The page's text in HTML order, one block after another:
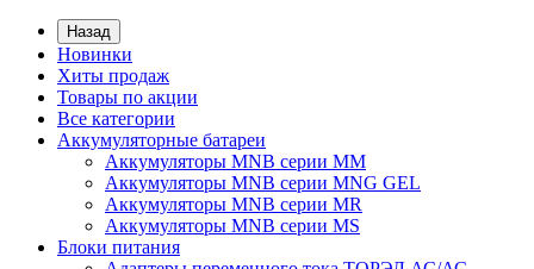
Назад
Новинки
Хиты продаж
Товары по акции
Все категории
Аккумуляторные батареи
Аккумуляторы MNB серии MM
Аккумуляторы MNB серии MNG GEL
Аккумуляторы MNB серии MR
Аккумуляторы MNB серии MS
Блоки питания